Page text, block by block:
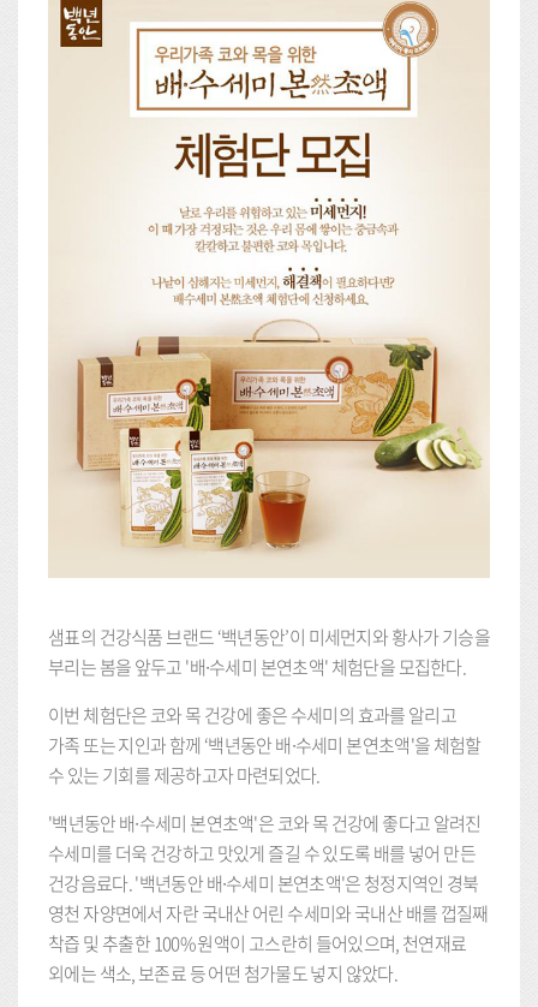
샘표의 건강식품 브랜드 ‘백년동안’이 미세먼지와 황사가 기승을
부리는 봄을 앞두고 '배∙수세미 본연초액' 체험단을 모집한다.
이번 체험단은 코와 목 건강에 좋은 수세미의 효과를 알리고
가족 또는 지인과 함께 ‘백년동안 배∙수세미 본연초액'을 체험할
수 있는 기회를 제공하고자 마련되었다.
'백년동안 배∙수세미 본연초액'은 코와 목 건강에 좋다고 알려진
수세미를 더욱 건강하고 맛있게 즐길 수 있도록 배를 넣어 만든
건강음료다. '백년동안 배∙수세미 본연초액'은 청정지역인 경북
영천 자양면에서 자란 국내산 어린 수세미와 국내산 배를 껍질째
착즙 및 추출한 100% 원액이 고스란히 들어있으며, 천연재료
외에는 색소, 보존료 등 어떤 첨가물도 넣지 않았다.